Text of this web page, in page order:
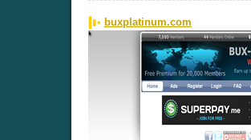
buxplatinum.com